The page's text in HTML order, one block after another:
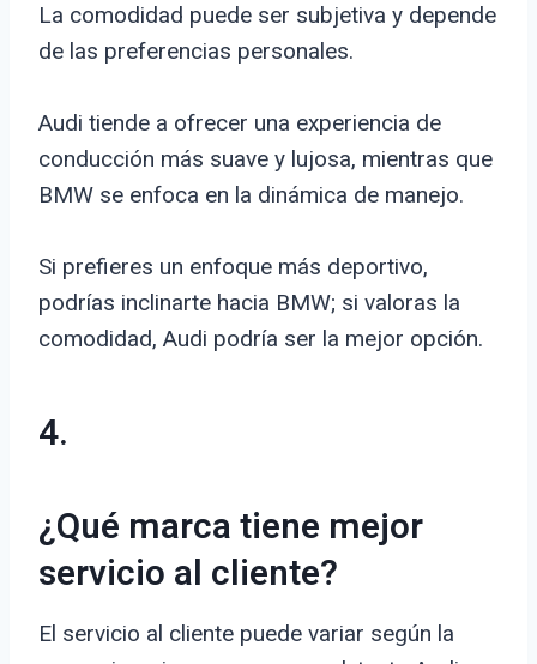
La comodidad puede ser subjetiva y depende
de las preferencias personales.
Audi tiende a ofrecer una experiencia de
conducción más suave y lujosa, mientras que
BMW se enfoca en la dinámica de manejo.
Si prefieres un enfoque más deportivo,
podrías inclinarte hacia BMW; si valoras la
comodidad, Audi podría ser la mejor opción.
4.
¿Qué marca tiene mejor
servicio al cliente?
El servicio al cliente puede variar según la